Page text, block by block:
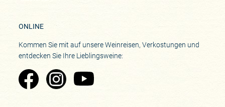
ONLINE
Kommen Sie mit auf unsere Weinreisen, Verkostungen und
entdecken Sie Ihre Lieblingsweine:
Zu Pinard's Facebook-Seite
Zu Pinard's Instagram-Seite
Zu Pinard's YouTube-Seite